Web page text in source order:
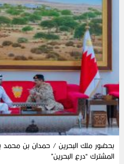
بحضور ملك البحرين / حمدان بن محمد
المشترك “درع البحرين”